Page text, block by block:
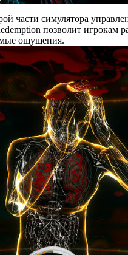
части симулятора
позволит
ощущения.